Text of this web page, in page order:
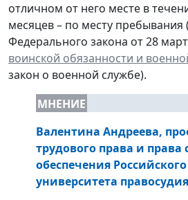
отличном от него месте в
месяцев – по месту пребывания
Федерального закона от 28
воинской обязанности и
закон о военной службе).
МНЕНИЕ
Валентина Андреева,
трудового права и права
обеспечения
университета